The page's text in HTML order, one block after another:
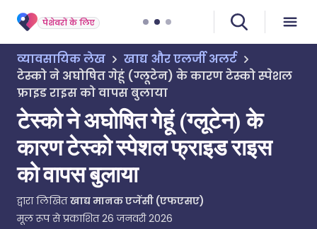
पेशेवरों के लिए
व्यावसायिक लेख
खाद्य और एलर्जी अलर्ट
टेस्को ने अघोषित गेहूं (ग्लूटेन) के कारण टेस्को स्पेशल
फ्राइड राइस को वापस बुलाया
टेस्को ने अघोषित गेहूं (ग्लूटेन) के
कारण टेस्को स्पेशल फ्राइड राइस
को वापस बुलाया
द्वारा लिखितखाद्य मानक एजेंसी (एफएसए)
मूल रूप से प्रकाशित 26 जनवरी 2026